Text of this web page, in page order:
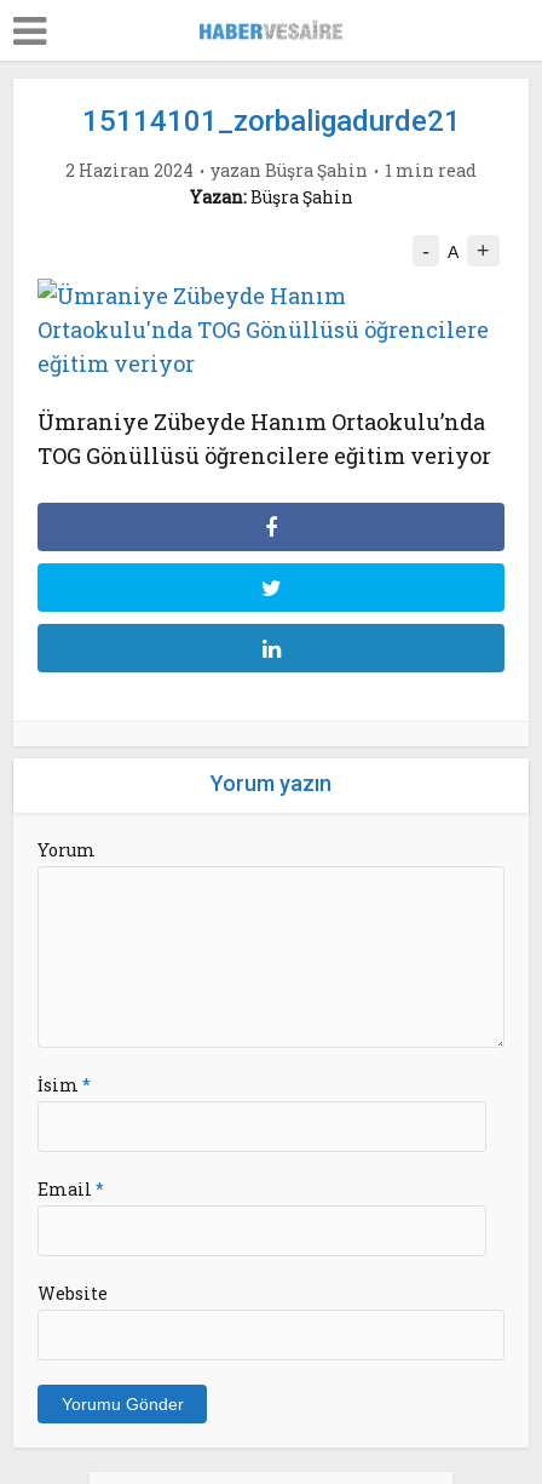
15114101_zorbaligadurde21
2 Haziran 2024 yazan Büşra Şahin
1 min read
Yazan:Büşra Şahin
- A +
Ümraniye Zübeyde Hanım Ortaokulu’nda
TOG Gönüllüsü öğrencilere eğitim veriyor
Yorum yazın
Yorum
İsim*
Email*
Website